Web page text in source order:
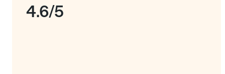
4.6/5